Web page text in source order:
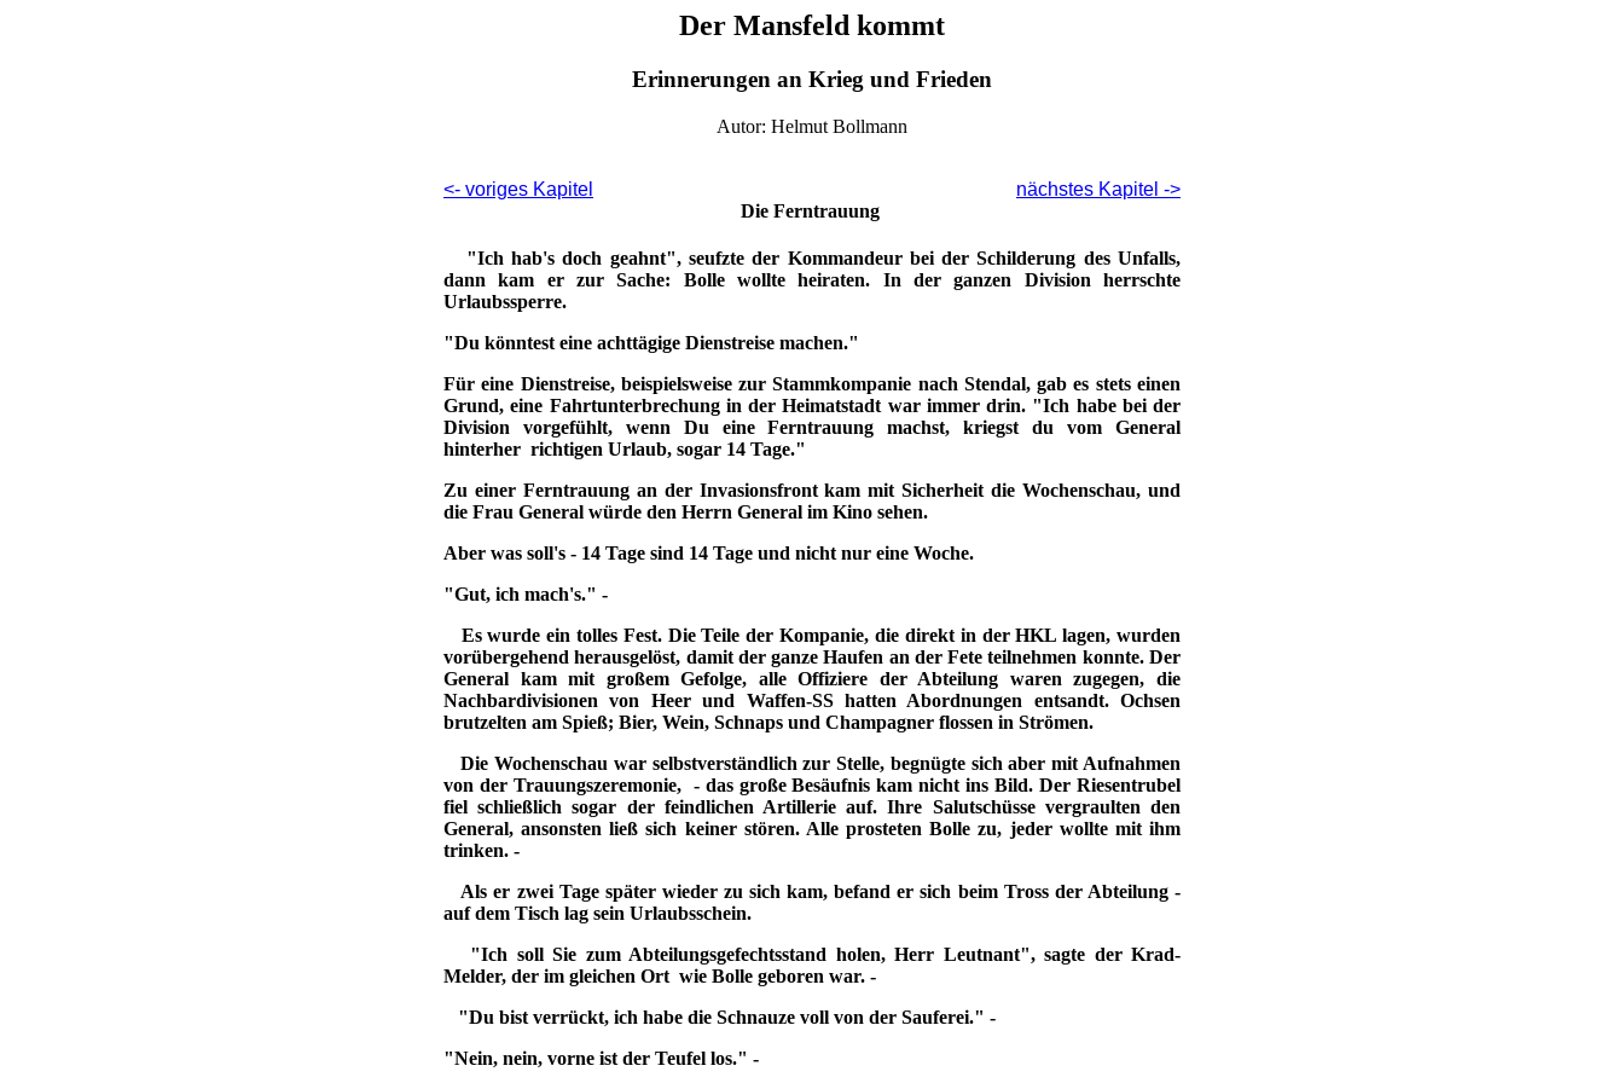
Der Mansfeld kommt
Erinnerungen an Krieg und Frieden
Autor: Helmut Bollmann
<- voriges Kapitel
nächstes Kapitel ->
Die Ferntrauung
"Ich hab's doch geahnt", seufzte der Kommandeur bei der Schilderung des Unfalls,
dann kam er zur Sache: Bolle wollte heiraten. In der ganzen Division herrschte
Urlaubssperre.
"Du könntest eine achttägige Dienstreise machen."
Für eine Dienstreise, beispielsweise zur Stammkompanie nach Stendal, gab es stets einen
Grund, eine Fahrtunterbrechung in der Heimatstadt war immer drin. "Ich habe bei der
Division vorgefühlt, wenn Du eine Ferntrauung machst, kriegst du vom General
hinterher richtigen Urlaub, sogar 14 Tage."
Zu einer Ferntrauung an der Invasionsfront kam mit Sicherheit die Wochenschau, und
die Frau General würde den Herrn General im Kino sehen.
Aber was soll's - 14 Tage sind 14 Tage und nicht nur eine Woche.
"Gut, ich mach's." -
Es wurde ein tolles Fest. Die Teile der Kompanie, die direkt in der HKL lagen, wurden
vorübergehend herausgelöst, damit der ganze Haufen an der Fete teilnehmen konnte. Der
General kam mit großem Gefolge, alle Offiziere der Abteilung waren zugegen, die
Nachbardivisionen von Heer und Waffen-SS hatten Abordnungen entsandt. Ochsen
brutzelten am Spieß; Bier, Wein, Schnaps und Champagner flossen in Strömen.
Die Wochenschau war selbstverständlich zur Stelle, begnügte sich aber mit Aufnahmen
von der Trauungszeremonie, - das große Besäufnis kam nicht ins Bild. Der Riesentrubel
fiel schließlich sogar der feindlichen Artillerie auf. Ihre Salutschüsse vergraulten den
General, ansonsten ließ sich keiner stören. Alle prosteten Bolle zu, jeder wollte mit ihm
trinken. -
Als er zwei Tage später wieder zu sich kam, befand er sich beim Tross der Abteilung -
auf dem Tisch lag sein Urlaubsschein.
"Ich soll Sie zum Abteilungsgefechtsstand holen, Herr Leutnant", sagte der Krad-
Melder, der im gleichen Ort wie Bolle geboren war. -
"Du bist verrückt, ich habe die Schnauze voll von der Sauferei." -
"Nein, nein, vorne ist der Teufel los." -